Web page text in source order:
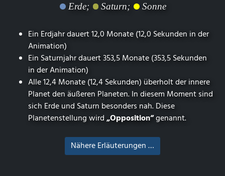
Erde; Saturn; Sonne
Ein Erdjahr dauert 12,0 Monate (12,0 Sekunden in der
Animation)
Ein Saturnjahr dauert 353,5 Monate (353,5 Sekunden
in der Animation)
Alle 12,4 Monate (12,4 Sekunden) überholt der innere
Planet den äußeren Planeten. In diesem Moment sind
sich Erde und Saturn besonders nah. Diese
Planetenstellung wird„Opposition“genannt.
Nähere Erläuterungen …